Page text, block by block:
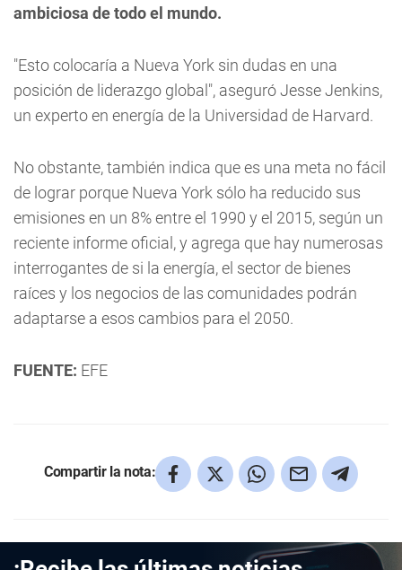
ambiciosa de todo el mundo.
"Esto colocaría a Nueva York sin dudas en una
posición de liderazgo global", aseguró Jesse Jenkins,
un experto en energía de la Universidad de Harvard.
No obstante, también indica que es una meta no fácil
de lograr porque Nueva York sólo ha reducido sus
emisiones en un 8% entre el 1990 y el 2015, según un
reciente informe oficial, y agrega que hay numerosas
interrogantes de si la energía, el sector de bienes
raíces y los negocios de las comunidades podrán
adaptarse a esos cambios para el 2050.
FUENTE: EFE
Compartir la nota: